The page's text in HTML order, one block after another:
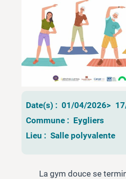
Date(s) : 01/04/2026>
Commune : Eygliers
Lieu : Salle polyvalente
La gym douce se